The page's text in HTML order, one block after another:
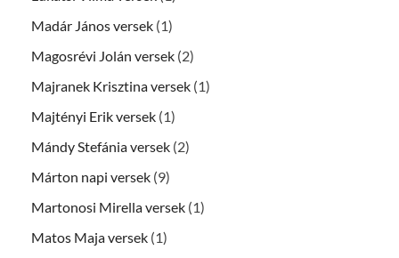
Madár János versek (1)
Magosrévi Jolán versek (2)
Majranek Krisztina versek (1)
Majtényi Erik versek (1)
Mándy Stefánia versek (2)
Márton napi versek (9)
Martonosi Mirella versek (1)
Matos Maja versek (1)